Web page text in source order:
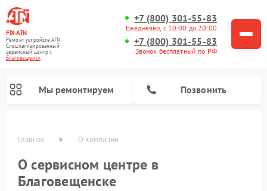
FIX-ATN
Ремонт устройств ATN
Специализированный
cервисный центр г.
Благовещенск
+7 (800) 301-55-83
Ежедневно, с 10:00 до 20:00
+7 (800) 301-55-83
Звонок бесплатный по РФ
Мы ремонтируем Позвонить
Главная О компании
О сервисном центре в
Благовещенске